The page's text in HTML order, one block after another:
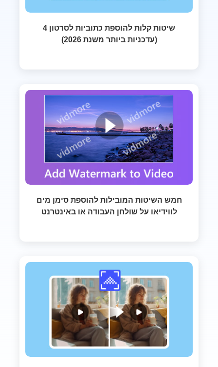
4 שיטות קלות להוספת כתוביות לסרטון
(עדכניות ביותר משנת 2026)
חמש השיטות המובילות להוספת סימן מים
לווידיאו על שולחן העבודה או באינטרנט